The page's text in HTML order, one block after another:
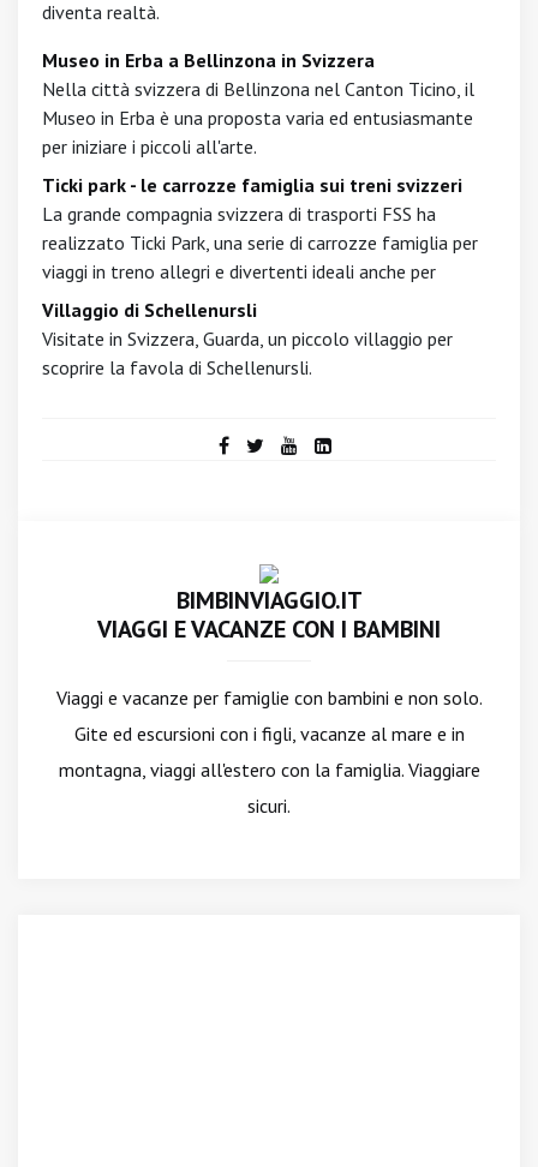
diventa realtà.
Museo in Erba a Bellinzona in Svizzera
Nella città svizzera di Bellinzona nel Canton Ticino, il
Museo in Erba è una proposta varia ed entusiasmante
per iniziare i piccoli all'arte.
Ticki park - le carrozze famiglia sui treni svizzeri
La grande compagnia svizzera di trasporti FSS ha
realizzato Ticki Park, una serie di carrozze famiglia per
viaggi in treno allegri e divertenti ideali anche per
Villaggio di Schellenursli
Visitate in Svizzera, Guarda, un piccolo villaggio per
scoprire la favola di Schellenursli.
BIMBINVIAGGIO.IT
VIAGGI E VACANZE CON I BAMBINI
Viaggi e vacanze per famiglie con bambini e non solo.
Gite ed escursioni con i figli, vacanze al mare e in
montagna, viaggi all'estero con la famiglia. Viaggiare
sicuri.